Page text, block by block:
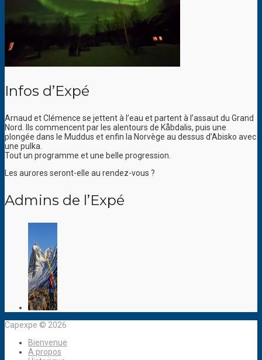
Infos d’Expé
Arnaud et Clémence se jettent à l’eau et partent à l’assaut du Grand
Nord. Ils commencent par les alentours de Kåbdalis, puis une
plongée dans le Muddus et enfin la Norvège au dessus d’Abisko avec
une pulka.
Tout un programme et une belle progression.
Les aurores seront-elle au rendez-vous ?
Admins de l’Expé
Capexpe © 2026
Bienvenue
A propos